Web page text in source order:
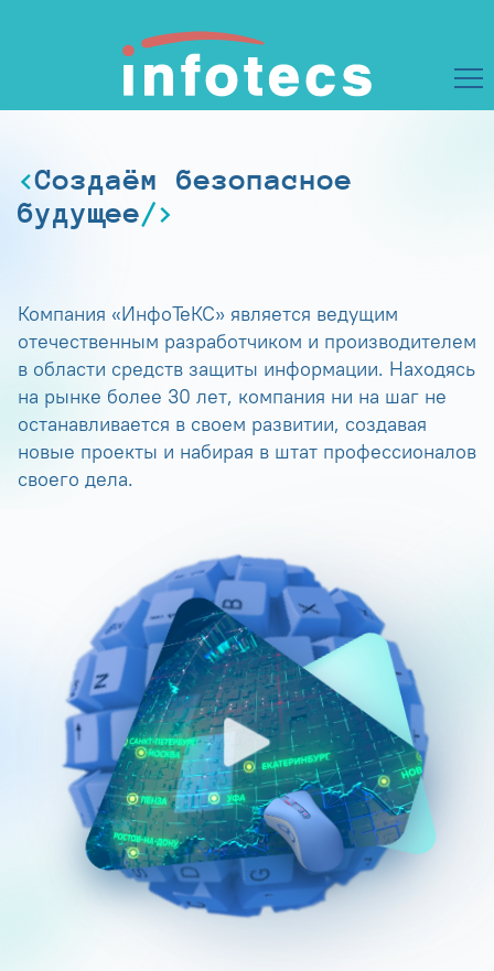
Создаём безопасное
будущее
Компания «ИнфоТеКС» является ведущим
отечественным разработчиком и производителем
в области средств защиты информации. Находясь
на рынке более 30 лет, компания ни на шаг не
останавливается в своем развитии, создавая
новые проекты и набирая в штат профессионалов
своего дела.